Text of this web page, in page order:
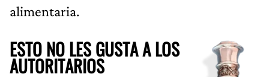
alimentaria.
ESTO NO LES GUSTA A LOS
AUTORITARIOS